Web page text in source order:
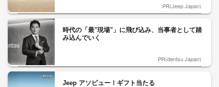
PR(Jeep Japan)
時代の「最"現場"」に飛び込み、当事者として踏
み込んでいく
PR(dentsu Japan)
Jeep アソビュー！ギフト当たる